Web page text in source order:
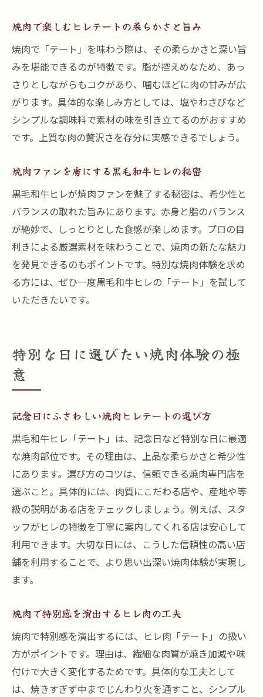
焼肉好きが実践するヒレ肉の楽しみ方
希少部位テートが彩る焼肉の新提案
焼肉で新しい味覚体験を生むテートの魅力
焼肉好きが注目するヒレテートの楽しみ方
焼肉に取り入れたいテート部位の提案
焼肉ファン必見のヒレテート新食感体験
焼肉で広がるヒレテート部位の可能性
黒毛和牛ヒレ焼肉を楽しむための予備知識
焼肉前に知りたいヒレテート部位の基礎
焼肉で黒毛和牛ヒレを選ぶポイント解説
焼肉を楽しむためのヒレ肉の豆知識集
焼肉好きが押さえるべきヒレの特徴とは
焼肉で楽しむヒレテートの柔らかさと旨み
焼肉で「テート」を味わう際は、その柔らかさと深い旨
みを堪能できるのが特徴です。脂が控えめなため、あっ
さりとしながらもコクがあり、噛むほどに肉の甘みが広
がります。具体的な楽しみ方としては、塩やわさびなど
シンプルな調味料で素材の味を引き立てるのがおすすめ
です。上質な肉の贅沢さを存分に実感できるでしょう。
焼肉ファンを虜にする黒毛和牛ヒレの秘密
黒毛和牛ヒレが焼肉ファンを魅了する秘密は、希少性と
バランスの取れた旨みにあります。赤身と脂のバランス
が絶妙で、しっとりとした食感が楽しめます。プロの目
利きによる厳選素材を味わうことで、焼肉の新たな魅力
を発見できるのもポイントです。特別な焼肉体験を求め
る方には、ぜひ一度黒毛和牛ヒレの「テート」を試して
いただきたいです。
特別な日に選びたい焼肉体験の極
意
記念日にふさわしい焼肉ヒレテートの選び方
黒毛和牛ヒレ「テート」は、記念日など特別な日に最適
な焼肉部位です。その理由は、上品な柔らかさと希少性
にあります。選び方のコツは、信頼できる焼肉専門店を
選ぶこと。具体的には、肉質にこだわる店や、産地や等
級の説明がある店をチェックしましょう。例えば、スタ
ッフがヒレの特徴を丁寧に案内してくれる店は安心して
利用できます。大切な日には、こうした信頼性の高い店
舗を利用することで、より思い出深い焼肉体験が実現し
ます。
焼肉で特別感を演出するヒレ肉の工夫
焼肉で特別感を演出するには、ヒレ肉「テート」の扱い
方がポイントです。理由は、繊細な肉質が焼き加減や味
付けで大きく変化するためです。具体的な工夫として
は、焼きすぎず中までじんわり火を通すこと、シンプル